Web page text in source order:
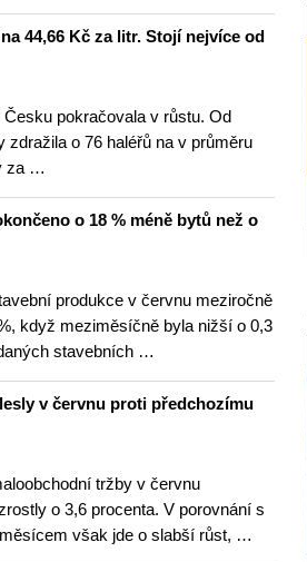
44,66 Kč za litr. Stojí nejvíce od
Česku pokračovala v růstu. Od
zdražila o 76 haléřů na v průměru
za …
o 18 % méně bytů než o
produkce v červnu meziročně
když meziměsíčně byla nižší o 0,3
stavebních …
v červnu proti předchozímu
tržby v červnu
o 3,6 procenta. V porovnání s
však jde o slabší růst, …